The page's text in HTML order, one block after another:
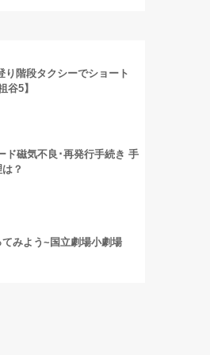
り階段タクシーでショート
谷5】
ド磁気不良･再発行手続き 手
？
みよう~国立劇場小劇場